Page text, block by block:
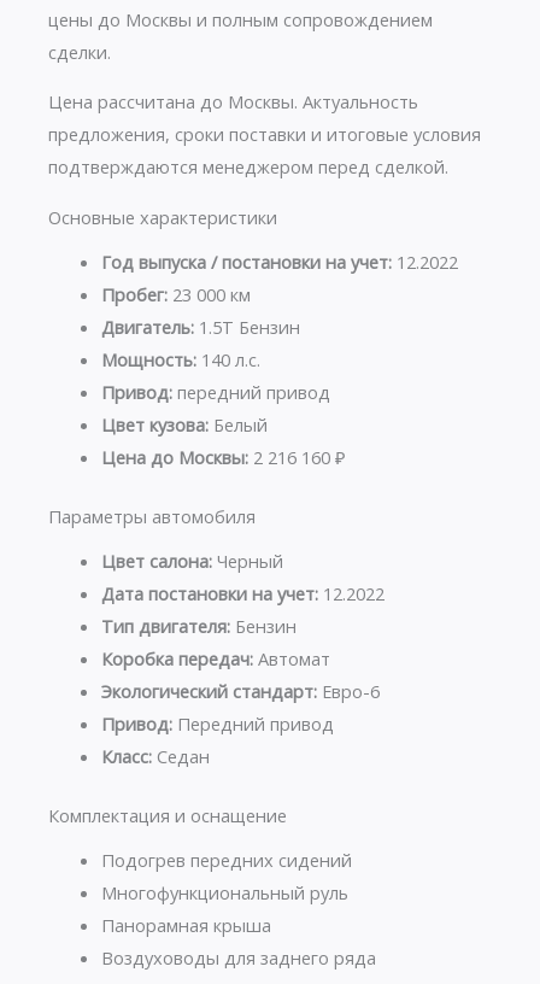
цены до Москвы и полным сопровождением
сделки.
Цена рассчитана до Москвы. Актуальность
предложения, сроки поставки и итоговые условия
подтверждаются менеджером перед сделкой.
Основные характеристики
Год выпуска / постановки на учет:12.2022
Пробег:23 000 км
Двигатель:1.5T Бензин
Мощность:140 л.с.
Привод:передний привод
Цвет кузова:Белый
Цена до Москвы:2 216 160 ₽
Параметры автомобиля
Цвет салона:Черный
Дата постановки на учет:12.2022
Тип двигателя:Бензин
Коробка передач:Автомат
Экологический стандарт:Евро-6
Привод:Передний привод
Класс:Седан
Комплектация и оснащение
Подогрев передних сидений
Многофункциональный руль
Панорамная крыша
Воздуховоды для заднего ряда